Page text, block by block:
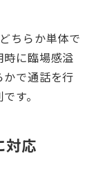
ちらか単体で
に臨場感溢
で通話を行
す。
対応